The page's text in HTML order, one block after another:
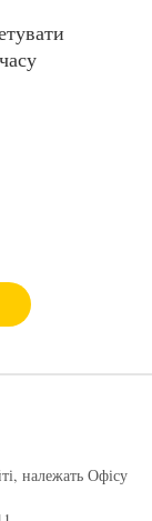
належать Офісу